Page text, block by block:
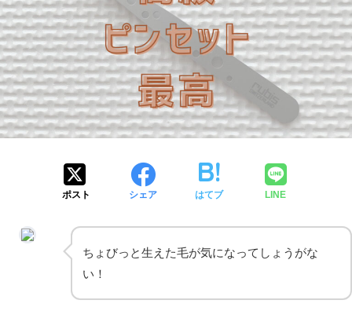
ポスト シェア はてブ LINE
ちょびっと生えた毛が気になってしょうがな
い！